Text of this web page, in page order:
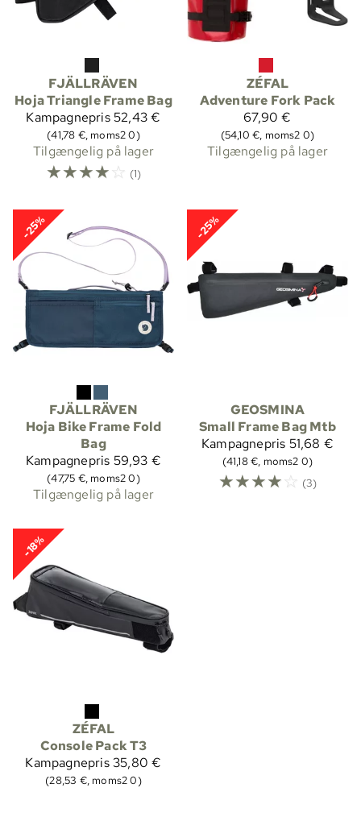
FJÄLLRÄVEN
Hoja Triangle Frame Bag
Kampagnepris52,43 €
(41,78 €, moms2 0)
Tilgængelig på lager
☆☆☆☆☆ (1)
ZÉFAL
Adventure Fork Pack
67,90 €
(54,10 €, moms2 0)
Tilgængelig på lager
-25%
FJÄLLRÄVEN
Hoja Bike Frame Fold
Bag
Kampagnepris 59,93 €
(47,75 €, moms2 0)
Tilgængelig på lager
-25%
GEOSMINA
Small Frame Bag Mtb
Kampagnepris 51,68 €
(41,18 €, moms2 0)
☆☆☆☆☆ (3)
-18%
ZÉFAL
Console Pack T3
Kampagnepris35,80 €
(28,53 €, moms2 0)